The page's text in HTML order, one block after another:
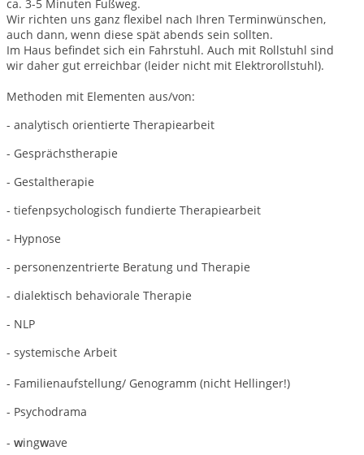
ca. 3-5 Minuten Fußweg.
Wir richten uns ganz flexibel nach Ihren Terminwünschen,
auch dann, wenn diese spät abends sein sollten.
Im Haus befindet sich ein Fahrstuhl. Auch mit Rollstuhl sind
wir daher gut erreichbar (leider nicht mit Elektrorollstuhl).
Methoden mit Elementen aus/von:
- analytisch orientierte Therapiearbeit
- Gesprächstherapie
- Gestaltherapie
- tiefenpsychologisch fundierte Therapiearbeit
- Hypnose
- personenzentrierte Beratung und Therapie
- dialektisch behaviorale Therapie
- NLP
- systemische Arbeit
- Familienaufstellung/ Genogramm (nicht Hellinger!)
- Psychodrama
- wingwave